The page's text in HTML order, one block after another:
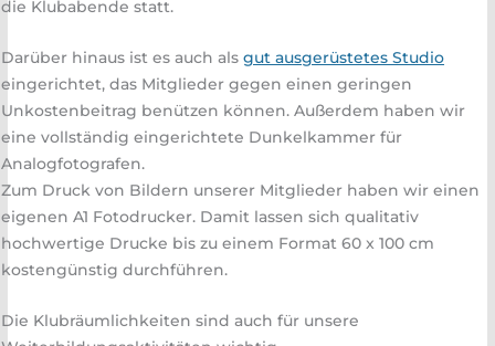
die Klubabende statt.
Darüber hinaus ist es auch alsgut ausgerüstetes Studio
eingerichtet, das Mitglieder gegen einen geringen
Unkostenbeitrag benützen können. Außerdem haben wir
eine vollständig eingerichtete Dunkelkammer für
Analogfotografen.
Zum Druck von Bildern unserer Mitglieder haben wir einen
eigenen A1 Fotodrucker. Damit lassen sich qualitativ
hochwertige Drucke bis zu einem Format 60 x 100 cm
kostengünstig durchführen.
Die Klubräumlichkeiten sind auch für unsere